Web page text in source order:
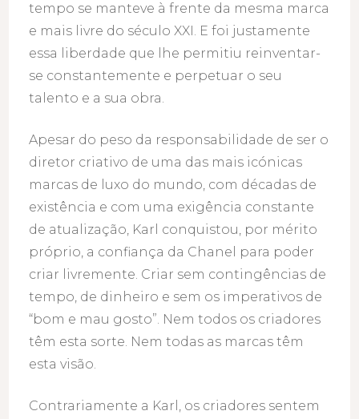
tempo se manteve à frente da mesma marca
e mais livre do século XXI. E foi justamente
essa liberdade que lhe permitiu reinventar-
se constantemente e perpetuar o seu
talento e a sua obra.
Apesar do peso da responsabilidade de ser o
diretor criativo de uma das mais icónicas
marcas de luxo do mundo, com décadas de
existência e com uma exigência constante
de atualização, Karl conquistou, por mérito
próprio, a confiança da Chanel para poder
criar livremente. Criar sem contingências de
tempo, de dinheiro e sem os imperativos de
“bom e mau gosto”. Nem todos os criadores
têm esta sorte. Nem todas as marcas têm
esta visão.
Contrariamente a Karl, os criadores sentem